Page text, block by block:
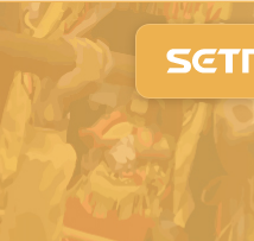
白沙屯媽祖進